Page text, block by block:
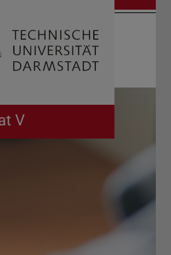
V
Suche öffnen